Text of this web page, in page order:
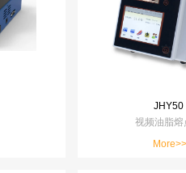
JHY50
视频油脂熔
More>>